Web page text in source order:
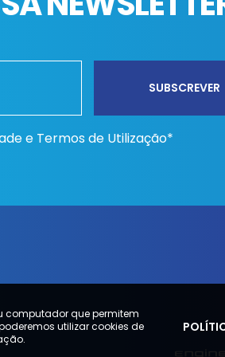
e Termos de Utilização*
computador que permitem
utilizar cookies de